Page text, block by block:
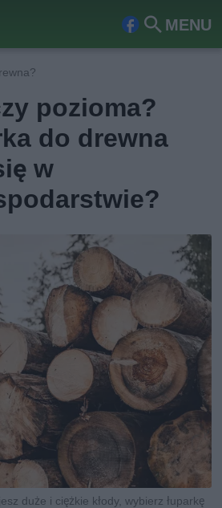
MENU
Fa Szu
pozioma?
do drewna
w
duże i ciężkie kłody, wybierz łuparkę